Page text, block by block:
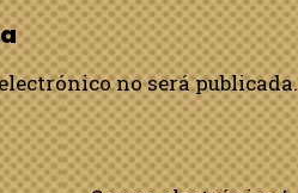
no será publicada.